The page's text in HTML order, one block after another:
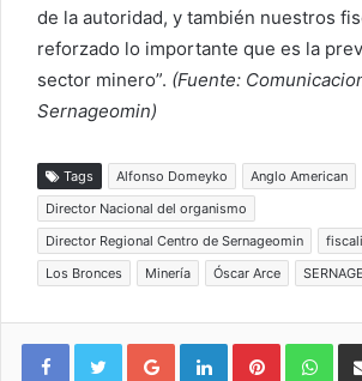
de la autoridad, y también nuestros
reforzado lo importante que es la
sector minero”. (Fuente:
Sernageomin)
Tags Alfonso Domeyko
Anglo American
Director Nacional del organismo
Director Regional Centro de Sernageomin
Los Bronces
Minería Óscar Arce
Google+ LinkedIn Pinterest WhatsApp